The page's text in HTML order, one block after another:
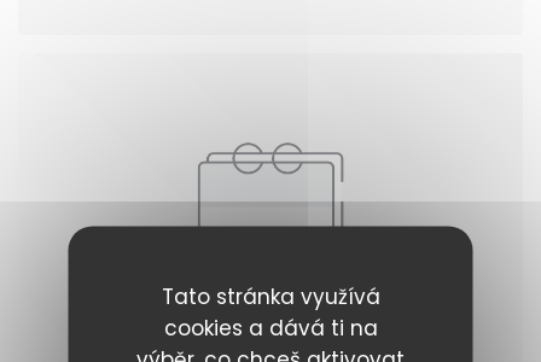
Tato stránka využívá
cookies a dává ti na